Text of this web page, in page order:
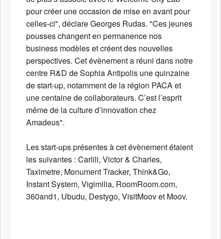
pour créer une occasion de mise en avant pour
celles-ci", déclare Georges Rudas. "Ces jeunes
pousses changent en permanence nos
business modèles et créent des nouvelles
perspectives. Cet évènement a réuni dans notre
centre R&D de Sophia Antipolis une quinzaine
de start-up, notamment de la région PACA et
une centaine de collaborateurs. C’est l’esprit
même de la culture d’innovation chez
Amadeus".
Les start-ups présentes à cet évènement étaient
les suivantes : Carlili, Victor & Charles,
Taximetre, Monument Tracker, Think&Go,
Instant System, Vigimilia, RoomRoom.com,
360and1, Ubudu, Destygo, VisitMoov et Moov.